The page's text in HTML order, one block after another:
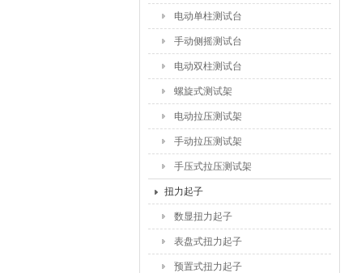
电动单柱测试台
手动侧摇测试台
电动双柱测试台
螺旋式测试架
电动拉压测试架
手动拉压测试架
手压式拉压测试架
扭力起子
数显扭力起子
表盘式扭力起子
预置式扭力起子